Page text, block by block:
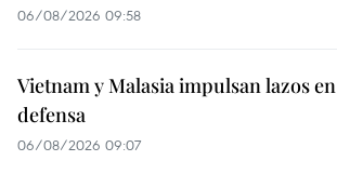
06/08/2026 09:58
Vietnam y Malasia impulsan lazos en
defensa
06/08/2026 09:07